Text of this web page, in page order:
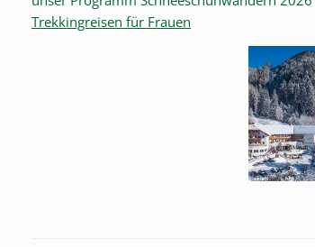
Trekkingreisen für Frauen